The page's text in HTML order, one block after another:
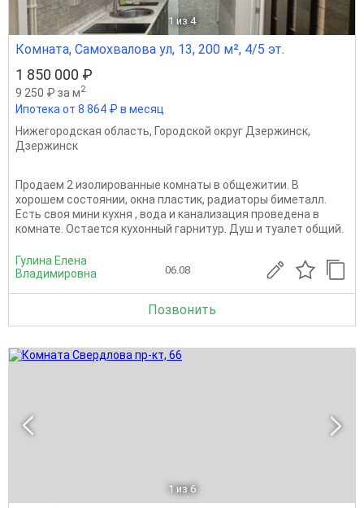
1 из 4
Комната, Самохвалова ул, 13, 200 м², 4/5 эт.
1 850 000 ₽
9 250 ₽ за м2
Ипотека от 8 864 ₽ в месяц
Нижегородская область, Городской округ Дзержинск,
Дзержинск
Продаем 2 изолированные комнаты в общежитии. В
хорошем состоянии, окна пластик, радиаторы биметалл.
Есть своя мини кухня , вода и канализация проведена в
комнате. Остается кухонный гарнитур. Душ и туалет общий.
Гулина Елена
Владимировна
06.08
Позвонить
1 из 6